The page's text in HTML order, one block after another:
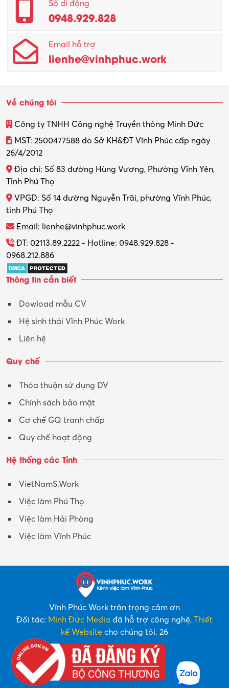
Quản lý chất lượng – QC
Quản lý sản xuất
Quản trị kinh doanh
Thiết kế nội thất
Thợ máy – Ô tô – Xe máy
Thực tập
Tổ chức sự kiện – Quà tặng
Trợ lý
Tư vấn
Tư vấn – Kiến trúc
Y tế-Dược
Số di động
0948.929.828
Email hỗ trợ
lienhe@vinhphuc.work
Về chúng tôi
Công ty TNHH Công nghệ Truyền thông Minh Đức
MST: 2500477588 do Sở KH&ĐT Vĩnh Phúc cấp ngày
26/4/2012
Địa chỉ: Số 83 đường Hùng Vương, Phường Vĩnh Yên,
Tỉnh Phú Thọ
VPGD: Số 14 đường Nguyễn Trãi, phường Vĩnh Phúc,
tỉnh Phú Thọ
Email: lienhe@vinhphuc.work
ĐT: 02113.89.2222 - Hotline: 0948.929.828 -
0968.212.886
Thông tin cần biết
Dowload mẫu CV
Hệ sinh thái Vĩnh Phúc Work
Liên hệ
Quy chế
Thỏa thuận sử dụng DV
Chính sách bảo mật
Cơ chế GQ tranh chấp
Quy chế hoạt động
Hệ thống các Tỉnh
VietNamS.Work
Việc làm Phú Thọ
Việc làm Hải Phòng
Việc làm Vĩnh Phúc
Vĩnh Phúc Work trân trọng cảm ơn
Đối tác: Minh Đức Media đã hỗ trợ công nghệ, Thiết
kế Website cho chúng tôi. 26